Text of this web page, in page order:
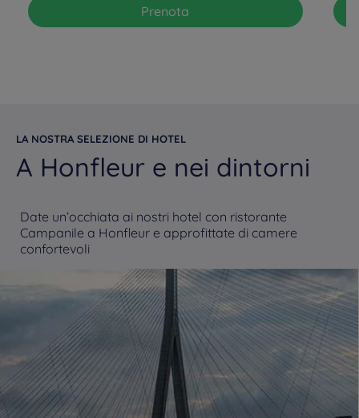
Prenota
LA NOSTRA SELEZIONE DI HOTEL
A Honfleur e nei dintorni
Date un’occhiata ai nostri hotel con ristorante
Campanile a Honfleur e approfittate di camere
confortevoli